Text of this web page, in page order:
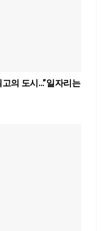
의 도시…”일자리는